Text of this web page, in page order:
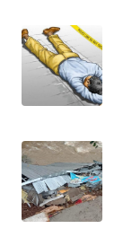
WN
TAPANULI
TENGAH
SERDANG
WN
TEBING